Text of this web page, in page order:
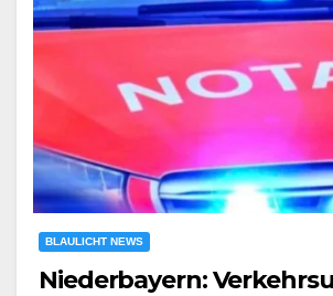
BLAULICHT NEWS
Niederbayern: